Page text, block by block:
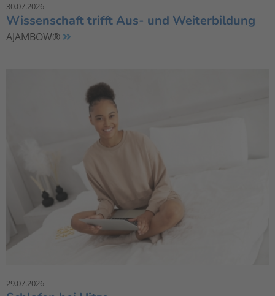
30.07.2026
Wissenschaft trifft Aus- und Weiterbildung
AJAMBOW®
29.07.2026